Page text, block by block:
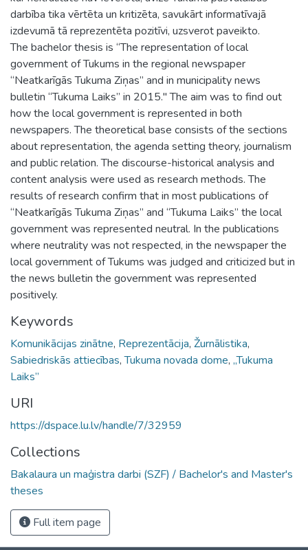
darbība tika vērtēta un kritizēta, savukārt informatīvajā
izdevumā tā reprezentēta pozitīvi, uzsverot paveikto.
The bachelor thesis is “The representation of local
government of Tukums in the regional newspaper
“Neatkarīgās Tukuma Ziņas” and in municipality news
bulletin “Tukuma Laiks” in 2015." The aim was to find out
how the local government is represented in both
newspapers. The theoretical base consists of the sections
about representation, the agenda setting theory, journalism
and public relation. The discourse-historical analysis and
content analysis were used as research methods. The
results of research confirm that in most publications of
“Neatkarīgās Tukuma Ziņas” and “Tukuma Laiks” the local
government was represented neutral. In the publications
where neutrality was not respected, in the newspaper the
local government of Tukums was judged and criticized but in
the news bulletin the government was represented
positively.
Keywords
Komunikācijas zinātne, Reprezentācija, Žurnālistika,
Sabiedriskās attiecības,Tukuma novada dome, „Tukuma
Laiks”
URI
https://dspace.lu.lv/handle/7/32959
Collections
Bakalaura un maģistra darbi (SZF) / Bachelor's and Master's
theses
Full item page